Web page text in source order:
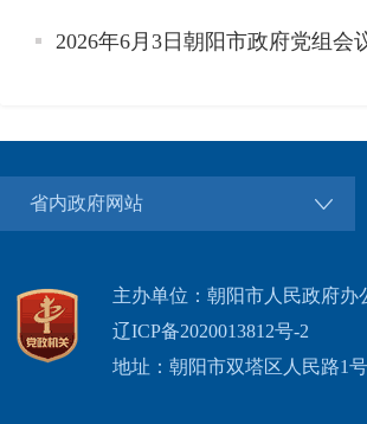
2026年6月3日朝阳市政府党组会
省内政府网站
主办单位：朝阳市人民政府办
辽ICP备2020013812号-2
地址：朝阳市双塔区人民路1号